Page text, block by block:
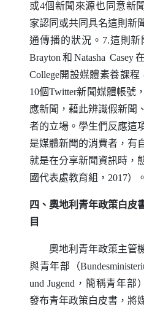
或4個新聞來源也同意新
家認同或共同具名這則新
通傳播的狀況。7.這則新
Brayton 和 Natasha Casey
College開設媒體素養課程
10個Twitter新聞媒體帳號
應新聞，藉此辨識假新聞
者的立場。學生們反應這
是媒體新聞的消費者，有
就是在分享新聞資訊時，
國代表處教育組，2017）。
四、奧地利青年政策白皮
目
奧地利青年政策主管機
與青年部（
und Jugend ，簡稱青年部
發布青年政策白皮書，將